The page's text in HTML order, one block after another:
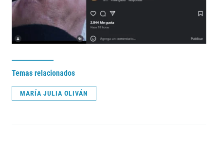
Temas relacionados
MARÍA JULIA OLIVÁN